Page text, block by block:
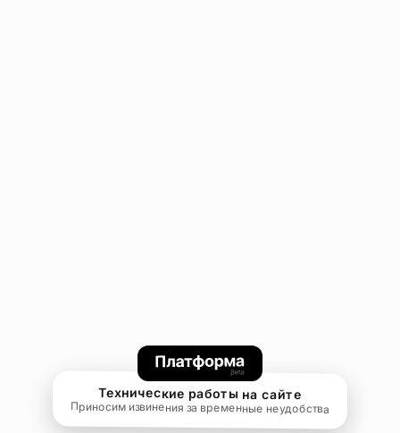
Технические работы на сайте
Приносим извинения за временные неудобства